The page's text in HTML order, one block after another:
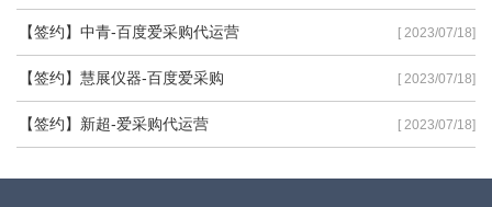
【签约】中青-百度爱采购代运营 [ 2023/07/18]
【签约】慧展仪器-百度爱采购 [ 2023/07/18]
【签约】新超-爱采购代运营 [ 2023/07/18]